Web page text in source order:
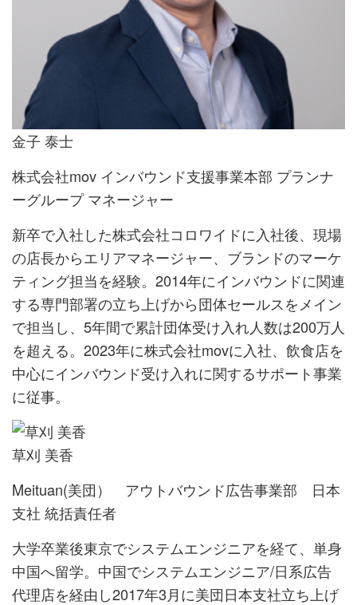
金子 泰士
株式会社mov インバウンド支援事業本部 プランナ
ーグループ マネージャー
新卒で入社した株式会社コロワイドに入社後、現場
の店長からエリアマネージャー、ブランドのマーケ
ティング担当を経験。2014年にインバウンドに関連
する専門部署の立ち上げから団体セールスをメイン
で担当し、5年間で累計団体受け入れ人数は200万人
を超える。2023年に株式会社movに入社、飲食店を
中心にインバウンド受け入れに関するサポート事業
に従事。
草刈 美香
Meituan(美団） アウトバウンド広告事業部 日本
支社 統括責任者
大学卒業後東京でシステムエンジニアを経て、単身
中国へ留学。中国でシステムエンジニア/日系広告
代理店を経由し2017年3月に美団日本支社立ち上げ